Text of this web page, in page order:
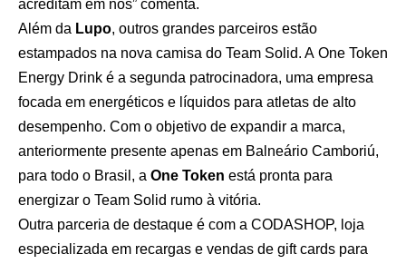
acreditam em nós” comenta.
Além da Lupo, outros grandes parceiros estão
estampados na nova camisa do Team Solid. A One Token
Energy Drink é a segunda patrocinadora, uma empresa
focada em energéticos e líquidos para atletas de alto
desempenho. Com o objetivo de expandir a marca,
anteriormente presente apenas em Balneário Camboriú,
para todo o Brasil, a One Token está pronta para
energizar o Team Solid rumo à vitória.
Outra parceria de destaque é com a CODASHOP, loja
especializada em recargas e vendas de gift cards para